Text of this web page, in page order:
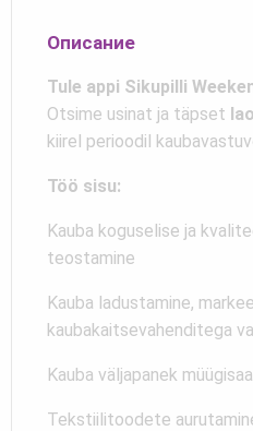
Описание
Tule appi Sikupilli
Otsime usinat ja täpset
kiirel perioodil
Töö sisu:
Kauba koguselise ja
teostamine
Kauba ladustamine,
kaubakaitsevahenditega
Kauba väljapanek
Tekstiilitoodete